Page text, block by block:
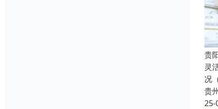
贵
灵
况
贵
25-